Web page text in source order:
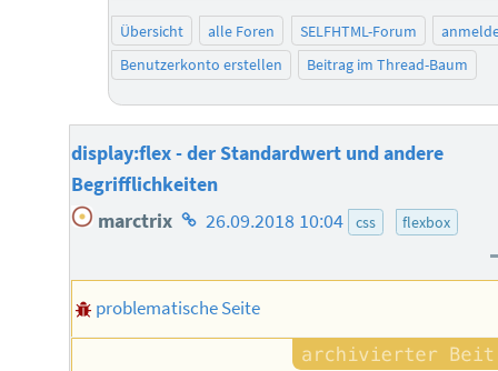
Übersicht alle Foren SELFHTML-Forum
Benutzerkonto erstellen
Beitrag im Thread-Baum
display:flex - der Standardwert und andere
Begrifflichkeiten
marctrix Homepage
Autors
26.09.2018 10:04 css flexbox
problematische Seite